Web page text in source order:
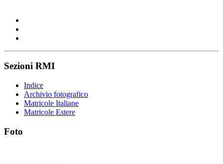
Sezioni RMI
Indice
Archivio fotografico
Matricole Italiane
Matricole Estere
Foto